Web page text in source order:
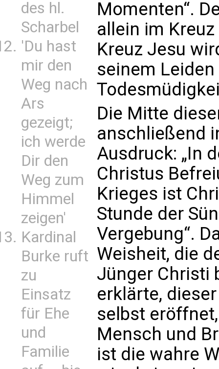
des hl.
Scharbel
'Du hast
mir den
Weg nach
Ars
gezeigt;
ich werde
Dir den
Weg zum
Himmel
zeigen'
Kardinal
Burke ruft
zu
Einsatz
für Ehe
und
Familie
Momenten“.
allein im
Kreuz Jesu
seinem
Die Mitte
anschließend
Ausdruck: „In
Christus
Krieges ist
Stunde der
Vergebung“.
Weisheit, die
Jünger Christi
erklärte,
selbst
Mensch und
ist die wahre